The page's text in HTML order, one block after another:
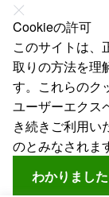
法律声明
ヘルプ
サービス
リンク
Cookieの許可
このサイトは、
取りの方法を理
す。これらのク
ユーザーエクス
き続きご利用い
のとみなされま
わかりました